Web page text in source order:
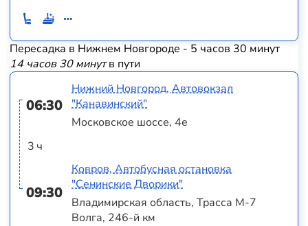
Пересадка в Нижнем Новгороде - 5 часов 30 минут
14 часов 30 минутв пути
06:30
3 ч
09:30
Нижний Новгород, Автовокзал
"Канавинский"
Московское шоссе, 4е
Ковров, Автобусная остановка
"Сенинские Дворики"
Владимирская область, Трасса М-7
Волга, 246-й км